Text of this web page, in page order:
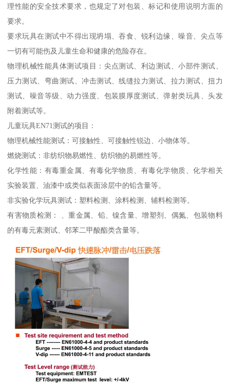
理性能的安全技术要求，也规定了对包装、标记和使用说明方面的
要求。
要求玩具在测试中不得出现坍塌、吞食、锐利边缘、噪音、尖点等
一切有可能伤及儿童生命和健康的危险存在。
物理机械性能具体测试项目：尖点测试、利边测试、小部件测试、
压力测试、弯曲测试、冲击测试、线缝拉力测试、拉力测试、扭力
测试、噪音等级、动力强度、包装膜厚度测试、弹射类玩具、头发
附着测试等。
儿童玩具EN71测试的项目：
物理机械性能测试：可接触性、可接触性锐边、小物体等。
燃烧测试：非纺织物易燃性、纺织物的易燃性等。
化学性能：有毒重金属、有毒化学物质、有毒化学物质、化学相关
实验装置、油漆中或类似表面涂层中的铅含量等。
非实验化学玩具测试：塑料检测、涂料检测、辅料检测等。
有害物质检测： 、重金属、铅、镍含量、增塑剂、偶氮、包装物料
的有毒元素测试、邻苯二甲酸酯类含量等。